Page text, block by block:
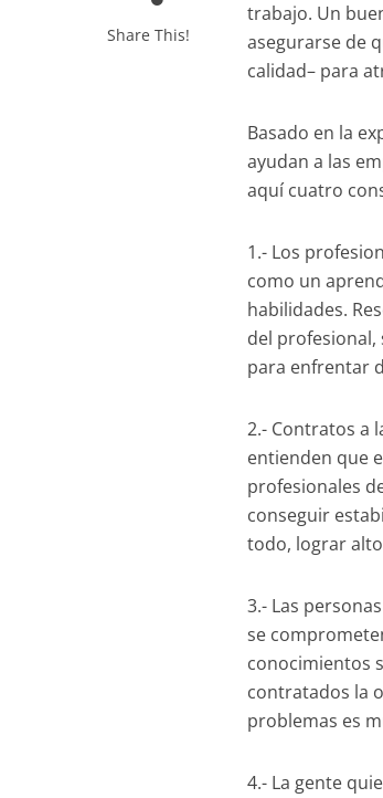
Share This!
trabajo. Un
asegurarse de
calidad– para
Basado en la
ayudan a las
aquí cuatro
1.- Los
como un
habilidades.
del
para enfrentar
2.- Contratos a
entienden que
profesionales
conseguir
todo, lograr
3.- Las
se
conocimientos
contratados la
problemas es
4.- La gente